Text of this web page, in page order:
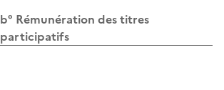
b° Rémunération des titres
participatifs